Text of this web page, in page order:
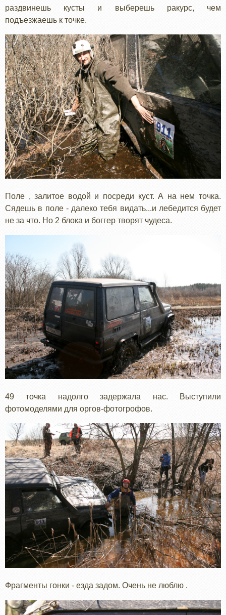
раздвинешь кусты и выберешь ракурс, чем
подъезжаешь к точке.
Поле , залитое водой и посреди куст. А на нем точка.
Сядешь в поле - далеко тебя видать...и лебедится будет
не за что. Но 2 блока и боггер творят чудеса.
49 точка надолго задержала нас. Выступили
фотомоделями для оргов-фотогрофов.
Фрагменты гонки - езда задом. Очень не люблю .